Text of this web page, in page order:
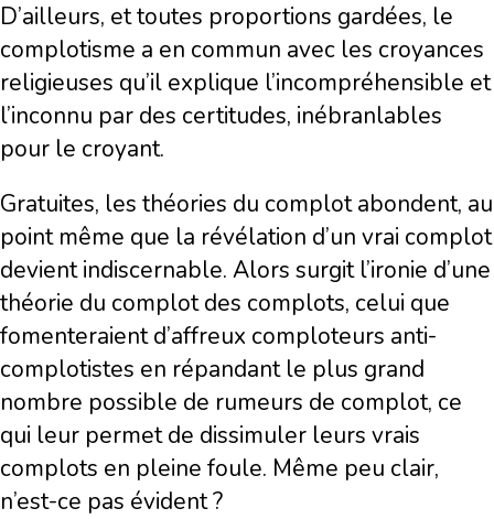
D’ailleurs, et toutes proportions gardées, le
complotisme a en commun avec les croyances
religieuses qu’il explique l’incompréhensible et
l’inconnu par des certitudes, inébranlables
pour le croyant.
Gratuites, les théories du complot abondent, au
point même que la révélation d’un vrai complot
devient indiscernable. Alors surgit l’ironie d’une
théorie du complot des complots, celui que
fomenteraient d’affreux comploteurs anti-
complotistes en répandant le plus grand
nombre possible de rumeurs de complot, ce
qui leur permet de dissimuler leurs vrais
complots en pleine foule. Même peu clair,
n’est-ce pas évident ?